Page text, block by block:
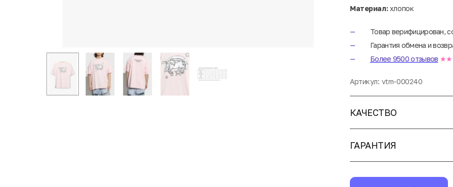
Материал:хлопок
Товар верифицирован,
Гарантия обмена и
Более 9500 отзывов
Артикул: vtm-000240
КАЧЕСТВО
ГАРАНТИЯ